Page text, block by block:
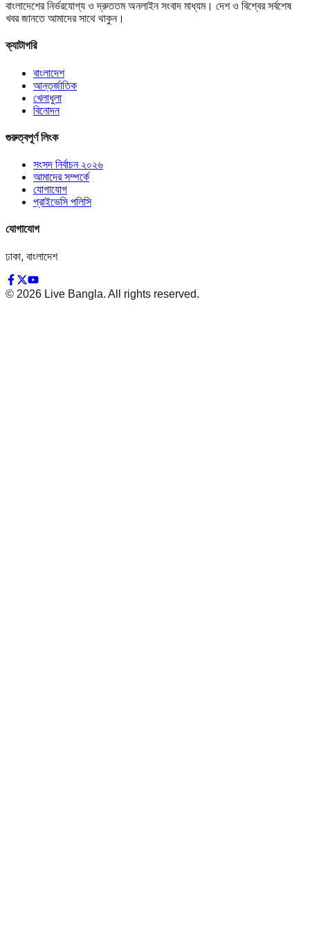
বাংলাদেশের নির্ভরযোগ্য ও দ্রুততম অনলাইন সংবাদ মাধ্যম। দেশ ও বিশ্বের সর্বশেষ
খবর জানতে আমাদের সাথে থাকুন।
ক্যাটাগরি
বাংলাদেশ
আন্তর্জাতিক
খেলাধুলা
বিনোদন
গুরুত্বপূর্ণ লিংক
সংসদ নির্বাচন ২০২৬
আমাদের সম্পর্কে
যোগাযোগ
প্রাইভেসি পলিসি
যোগাযোগ
ঢাকা, বাংলাদেশ
© 2026 Live Bangla. All rights reserved.